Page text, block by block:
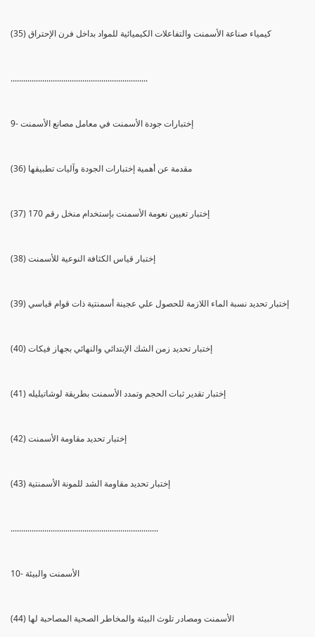
(35) كيمياء صناعة الأسمنت والتفاعلات الكيميائية للمواد بداخل فرن الإحتراق
.................................................................
9- إختبارات جودة الأسمنت في معامل مصانع الأسمنت
(36) مقدمة عن أهمية إختبارات الجودة وآليات تطبيقها
(37) إختبار تعيين نعومة الأسمنت بإستخدام منخل رقم 170
(38) إختبار قياس الكثافة النوعية للأسمنت
(39) إختبار تحديد نسبة الماء اللازمة للحصول علي عجينة أسمنتية ذات قوام قياسي
(40) إختبار تحديد زمن الشك الإبتدائي والنهائي بجهاز فيكات
(41) إختبار تقدير ثبات الحجم وتمدد الأسمنت بطريقة لوشاتيليله
(42) إختبار تحديد مقاومة الأسمنت
(43) إختبار تحديد مقاومة الشد للمونة الأسمنتية
......................................................................
10- الأسمنت والبيئة
(44) الأسمنت ومصادر تلوث البيئة والمخاطر الصحية المصاحبة لها